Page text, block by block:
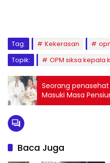
Tag: Kekerasan
Topik:
OPM siksa kepala
Seorang penasehat PJI-D Pematangsiantar
Masuki Masa
Baca Juga